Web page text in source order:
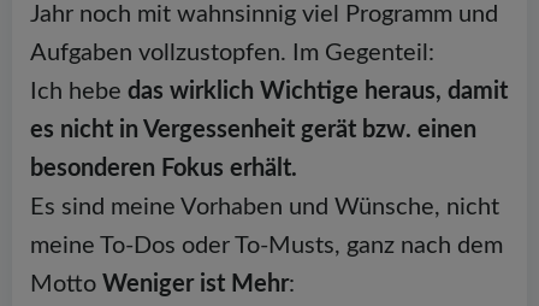
Jahr noch mit wahnsinnig viel Programm und
Aufgaben vollzustopfen. Im Gegenteil:
Ich hebe das wirklich Wichtige heraus, damit
es nicht in Vergessenheit gerät bzw. einen
besonderen Fokus erhält.
Es sind meine Vorhaben und Wünsche, nicht
meine To-Dos oder To-Musts, ganz nach dem
Motto Weniger ist Mehr: